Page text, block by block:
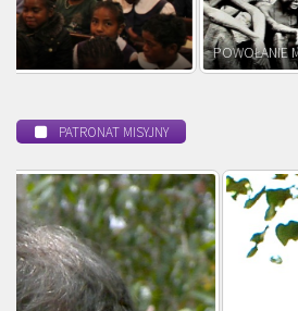
POWOŁANIE MISYJNE
PATRONAT MISYJNY